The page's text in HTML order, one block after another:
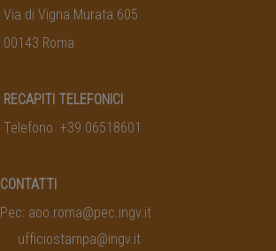
Via di Vigna Murata 605
00143 Roma
RECAPITI TELEFONICI
Telefono +39 06518601
CONTATTI
Pec: aoo.roma@pec.ingv.it
ufficiostampa@ingv.it